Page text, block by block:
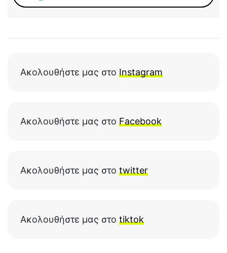
Ακολουθήστε μας στο Instagram
Ακολουθήστε μας στο Facebook
Ακολουθήστε μας στο twitter
Ακολουθήστε μας στο tiktok